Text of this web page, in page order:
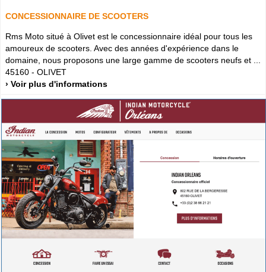
CONCESSIONNAIRE DE SCOOTERS
Rms Moto situé à Olivet est le concessionnaire idéal pour tous les
amoureux de scooters. Avec des années d'expérience dans le
domaine, nous proposons une large gamme de scooters neufs et ...
45160 - OLIVET
› Voir plus d'informations